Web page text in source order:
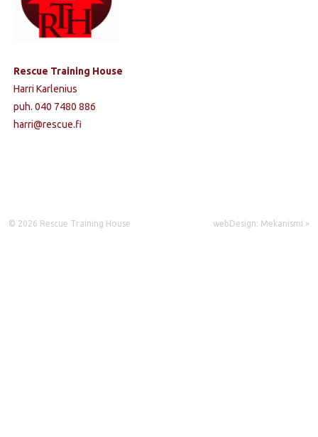
Rescue Training House
Harri Karlenius
puh. 040 7480 886
harri@rescue.fi
© 2026 Rescue Training House webDesign: Mekanismi »